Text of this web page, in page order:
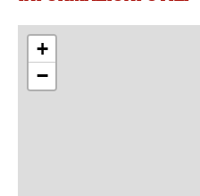
+
−